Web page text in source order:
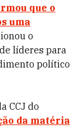
que o
uma
o
líderes para
político
CCJ do
da matéria